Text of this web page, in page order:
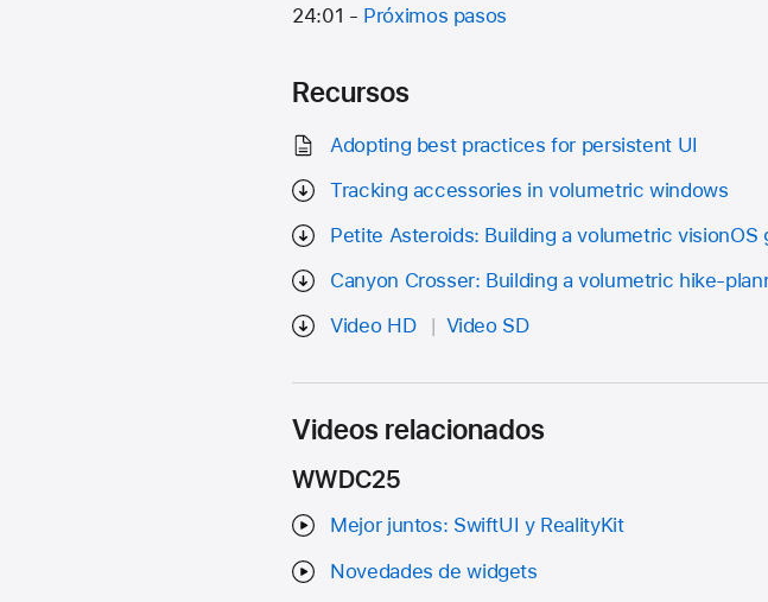
24:01 - Próximos pasos
Recursos
Adopting best practices for persistent UI
Tracking accessories in volumetric windows
Petite Asteroids: Building a volumetric visionOS
Canyon Crosser: Building a volumetric hike-
Video HD
Video SD
Videos relacionados
WWDC25
Mejor juntos: SwiftUI y RealityKit
Novedades de widgets